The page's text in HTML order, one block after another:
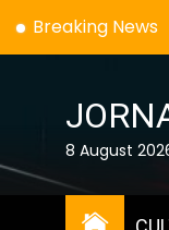
Breaking News
conquista o Vivo Rio
amplia legado nas
8 August